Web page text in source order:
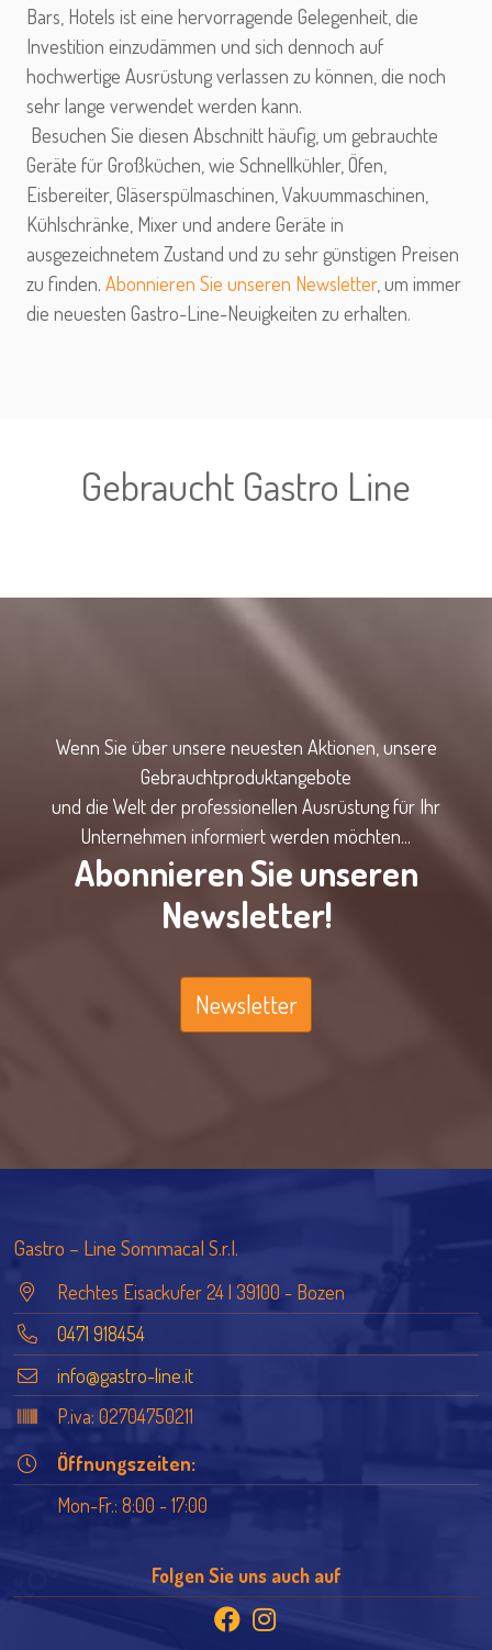
Bars, Hotels ist eine hervorragende Gelegenheit, die
Investition einzudämmen und sich dennoch auf
hochwertige Ausrüstung verlassen zu können, die noch
sehr lange verwendet werden kann.
Besuchen Sie diesen Abschnitt häufig, um gebrauchte
Geräte für Großküchen, wie Schnellkühler, Öfen,
Eisbereiter, Gläserspülmaschinen, Vakuummaschinen,
Kühlschränke, Mixer und andere Geräte in
ausgezeichnetem Zustand und zu sehr günstigen Preisen
zu finden. Abonnieren Sie unseren Newsletter, um immer
die neuesten Gastro-Line-Neuigkeiten zu erhalten.
Gebraucht Gastro Line
Wenn Sie über unsere neuesten Aktionen, unsere
Gebrauchtproduktangebote
und die Welt der professionellen Ausrüstung für Ihr
Unternehmen informiert werden möchten...
Abonnieren Sie unseren
Newsletter!
Newsletter
Gastro – Line Sommacal S.r.l.
Rechtes Eisackufer 24 | 39100 - Bozen
0471 918454
info@gastro-line.it
P.iva: 02704750211
Öffnungszeiten:
Mon-Fr.: 8:00 - 17:00
Folgen Sie uns auch auf